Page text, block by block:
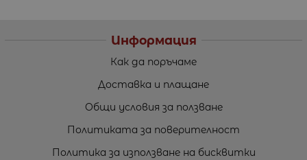
Информация
Как да поръчаме
Доставка и плащане
Общи условия за ползване
Политиката за поверителност
Политика за използване на бисквитки